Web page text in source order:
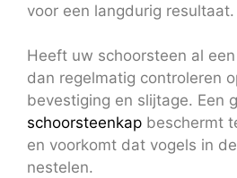
voor een langdurig resultaat.
Heeft uw schoorsteen al
dan regelmatig controleren
bevestiging en slijtage. Een
schoorsteenkap beschermt
en voorkomt dat vogels in
nestelen.